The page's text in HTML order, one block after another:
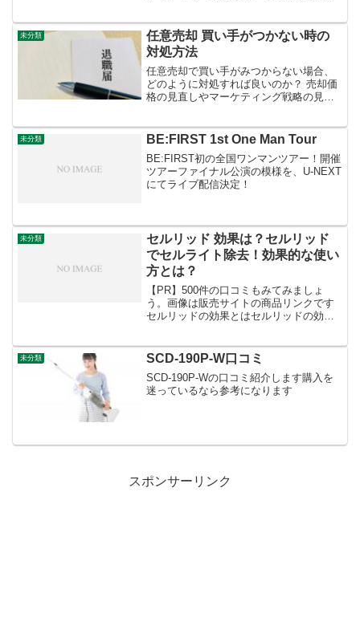
紹介します。予約前に知りたい予算情報
をこの記事でチェック！
未分類
任意売却 買い手がつかない時の
対処方法
任意売却で買い手がみつからない場合、
どのように対処すれば良いのか？ 売却価
格の見直しやマーケティング戦略の見直
未分類 BE:FIRST 1st One Man Tour
BE:FIRST初の全国ワンマンツアー！開催
ツアーファイナル公演の模様を、U-NEXT
にてライブ配信決定！
未分類
セルリッド 効果は？セルリッド
でセルライト除去！効果的な使い
方とは？
【PR】500件の口コミもみてみましょ
う。画像は販売サイトの商品リンクです
セルリッドの効果とはセルリッドの効果
きる凸凹した肌のことで、主に女性に多
く見られます。セルライ...
未分類 SCD-190P-W口コミ
SCD-190P-Wの口コミ紹介します購入を
迷っているなら参考になります
スポンサーリンク